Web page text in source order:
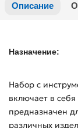
Описание
Назначение:
Набор с
включает в
предназначен
различных